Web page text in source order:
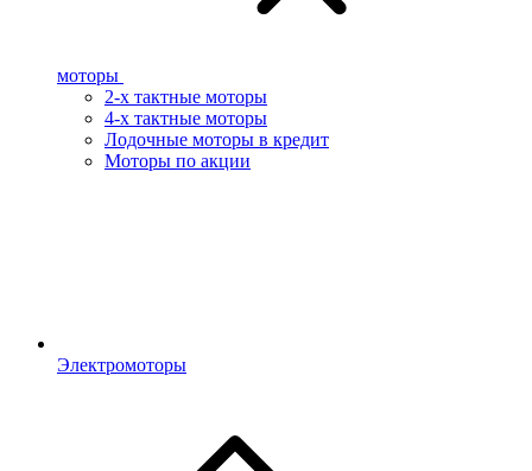
моторы
2-х тактные моторы
4-х тактные моторы
Лодочные моторы в кредит
Моторы по акции
Электромоторы